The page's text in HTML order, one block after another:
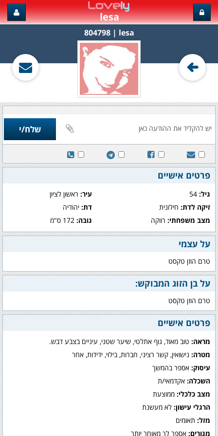
lesa
lesa‏ | 804798
פרטים אישיים
גיל: עיר:ראשון לציון
זיקה לדת: חילונית דת:יהודיה
מצב משפחתי: רווקה גובה:172 ס"מ
על עצמי
טרם הוזן טקסט
על בן הזוג המבוקש:
טרם הוזן טקסט
פרטים אישיים
מראה: טוב מאוד, גוף אתלטי, שיער שטני, עיניים בצבע דבש.
מטרה: נישואין, קשר רציני, חברות, בילוי, ידידות, אחר
עיסוק: אספר בהמשך
השכלה: אקדמאי/ת
מצב כלכלי: ממוצעת
הרגלי עישון: לא מעשנת
מזל: תאומים
מגורים: אספר לך מאוחר יותר